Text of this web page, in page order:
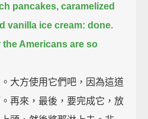
pancakes, caramelized
vanilla ice cream: done.
Americans are so
大方使用它們吧，因為這道
再來，最後，要完成它，放